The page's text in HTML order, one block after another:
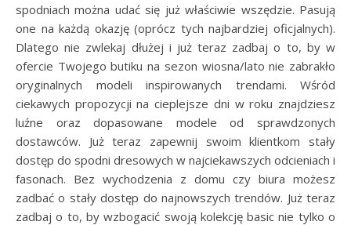
spodniach można udać się już właściwie wszędzie. Pasują
one na każdą okazję (oprócz tych najbardziej oficjalnych).
Dlatego nie zwlekaj dłużej i już teraz zadbaj o to, by w
ofercie Twojego butiku na sezon wiosna/lato nie zabrakło
oryginalnych modeli inspirowanych trendami. Wśród
ciekawych propozycji na cieplejsze dni w roku znajdziesz
luźne oraz dopasowane modele od sprawdzonych
dostawców. Już teraz zapewnij swoim klientkom stały
dostęp do spodni dresowych w najciekawszych odcieniach i
fasonach. Bez wychodzenia z domu czy biura możesz
zadbać o stały dostęp do najnowszych trendów. Już teraz
zadbaj o to, by wzbogacić swoją kolekcję basic nie tylko o